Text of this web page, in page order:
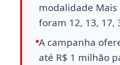
modalidade Mais
foram 12, 13, 17,
A campanha
até R$ 1 milhão